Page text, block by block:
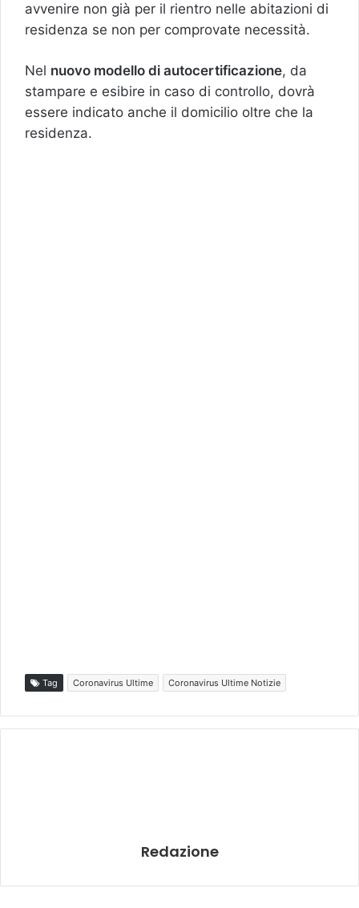
avvenire non già per il rientro nelle abitazioni di
residenza se non per comprovate necessità.
Nel nuovo modello di autocertificazione, da
stampare e esibire in caso di controllo, dovrà
essere indicato anche il domicilio oltre che la
residenza.
Tag Coronavirus Ultime Coronavirus Ultime Notizie
Redazione